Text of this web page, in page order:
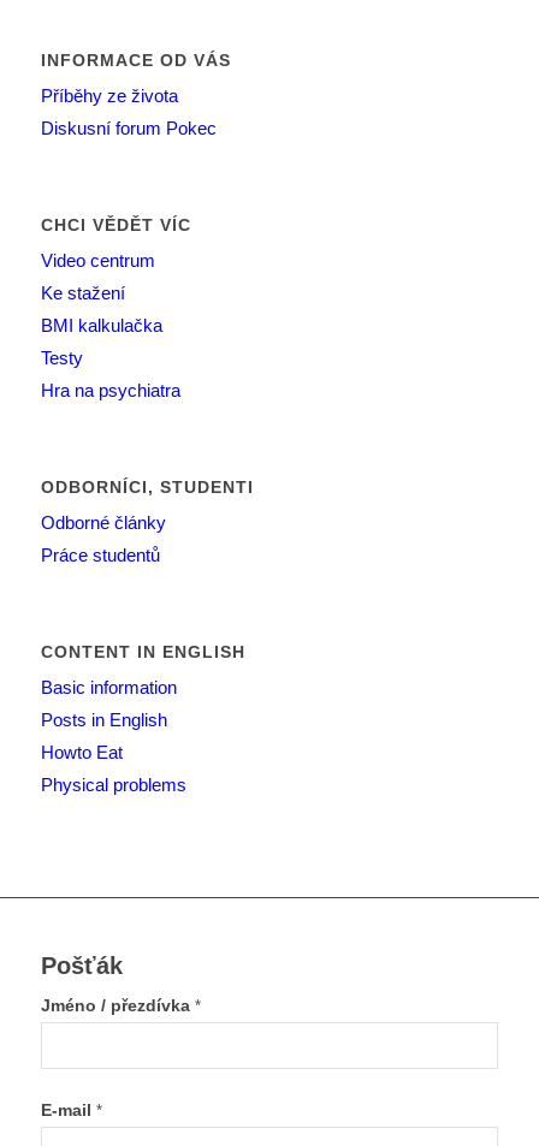
INFORMACE OD VÁS
Příběhy ze života
Diskusní forum Pokec
CHCI VĚDĚT VÍC
Video centrum
Ke stažení
BMI kalkulačka
Testy
Hra na psychiatra
ODBORNÍCI, STUDENTI
Odborné články
Práce studentů
CONTENT IN ENGLISH
Basic information
Posts in English
Howto Eat
Physical problems
Pošťák
Jméno / přezdívka *
E-mail *